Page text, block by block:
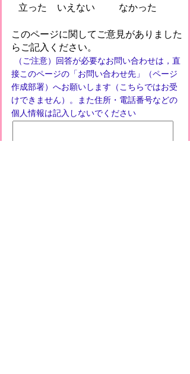
立った
いえない
なかった
このページに関してご意見がありました
らご記入ください。
（ご注意）回答が必要なお問い合わせは，直
接このページの「お問い合わせ先」（ページ
作成部署）へお願いします（こちらではお受
けできません）。また住所・電話番号などの
個人情報は記入しないでください